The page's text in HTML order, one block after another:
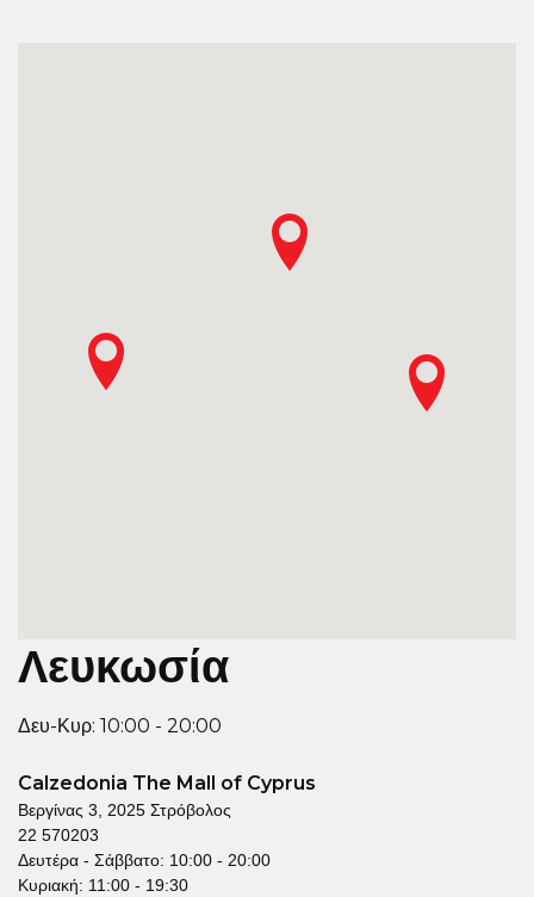
Λευκωσία
Δευ-Κυρ: 10:00 - 20:00
Calzedonia The Mall of Cyprus
Βεργίνας 3, 2025 Στρόβολος
22 570203
Δευτέρα - Σάββατο: 10:00 - 20:00
Κυριακή: 11:00 - 19:30